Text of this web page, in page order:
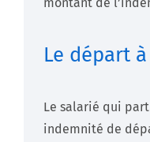
Le départ
Le salarié qui
indemnité de